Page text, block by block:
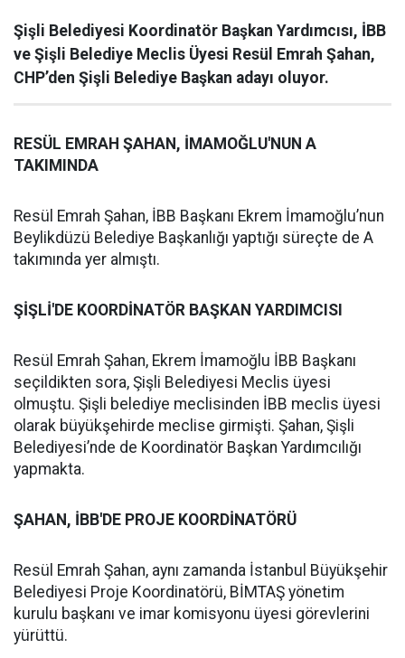
Şişli Belediyesi Koordinatör Başkan Yardımcısı, İBB
ve Şişli Belediye Meclis Üyesi Resül Emrah Şahan,
CHP’den Şişli Belediye Başkan adayı oluyor.
RESÜL EMRAH ŞAHAN, İMAMOĞLU'NUN A
TAKIMINDA
Resül Emrah Şahan, İBB Başkanı Ekrem İmamoğlu’nun
Beylikdüzü Belediye Başkanlığı yaptığı süreçte de A
takımında yer almıştı.
ŞİŞLİ'DE KOORDİNATÖR BAŞKAN YARDIMCISI
Resül Emrah Şahan, Ekrem İmamoğlu İBB Başkanı
seçildikten sora, Şişli Belediyesi Meclis üyesi
olmuştu. Şişli belediye meclisinden İBB meclis üyesi
olarak büyükşehirde meclise girmişti. Şahan, Şişli
Belediyesi’nde de Koordinatör Başkan Yardımcılığı
yapmakta.
ŞAHAN, İBB'DE PROJE KOORDİNATÖRÜ
Resül Emrah Şahan, aynı zamanda İstanbul Büyükşehir
Belediyesi Proje Koordinatörü, BİMTAŞ yönetim
kurulu başkanı ve imar komisyonu üyesi görevlerini
yürüttü.